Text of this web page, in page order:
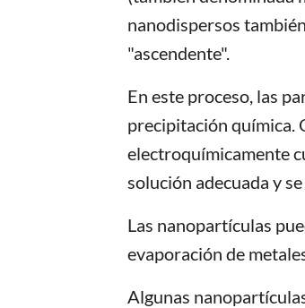
nanodispersos
"ascendente".
En este proceso, las
precipitación química.
electroquímicamente
solución adecuada y
Las nanopartículas
evaporación de
Algunas